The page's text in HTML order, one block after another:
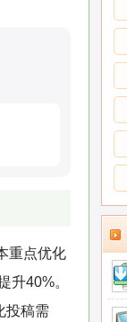
重点优化
升40%。
投稿需